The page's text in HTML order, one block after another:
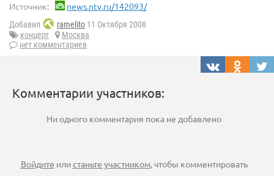
Источник: news.ntv.ru/142093/
Добавил ramelito 11 Октября 2008
концерт
Москва
нет комментариев
Комментарии участников:
Ни одного комментария пока не добавлено
Войдите илистаньте участником, чтобы комментировать